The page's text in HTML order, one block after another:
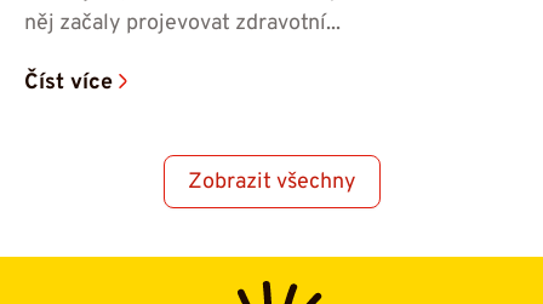
něj začaly projevovat zdravotní...
Číst více
Zobrazit všechny